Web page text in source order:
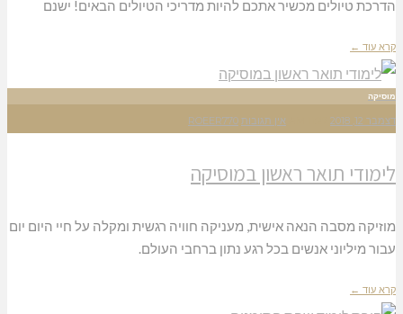
הדרכת טיולים מכשיר אתכם להיות מדריכי הטיולים הבאים! ישנם
קרא עוד ←
מוסיקה
דצמבר 12, 2018 אין תגובות ROEER770
לימודי תואר ראשון במוסיקה
מוזיקה מסבה הנאה אישית, מעניקה חוויה רגשית ומקלה על חיי היום יום
עבור מיליוני אנשים בכל רגע נתון ברחבי העולם.
קרא עוד ←